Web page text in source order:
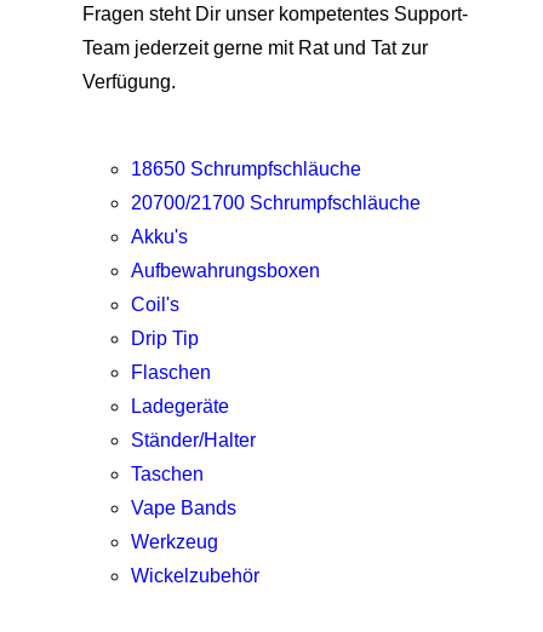
Fragen steht Dir unser kompetentes Support-
Team jederzeit gerne mit Rat und Tat zur
Verfügung.
18650 Schrumpfschläuche
20700/21700 Schrumpfschläuche
Akku's
Aufbewahrungsboxen
Coil's
Drip Tip
Flaschen
Ladegeräte
Ständer/Halter
Taschen
Vape Bands
Werkzeug
Wickelzubehör